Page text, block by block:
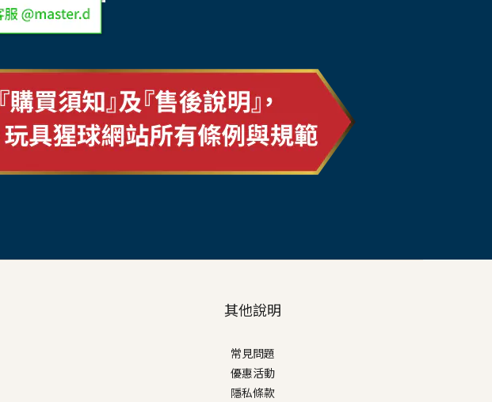
其他說明
常見問題
優惠活動
隱私條款